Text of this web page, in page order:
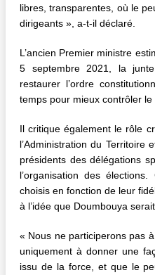
libres, transparentes, où le
dirigeants », a-t-il déclaré.
L’ancien Premier ministre
5 septembre 2021, la
restaurer l’ordre
temps pour mieux contrôler le
Il critique également le rôle
l’Administration du Territoire
présidents des délégations
l’organisation des
choisis en fonction de leur
à l’idée que Doumbouya
« Nous ne participerons pas
uniquement à donner une
issu de la force, et que le